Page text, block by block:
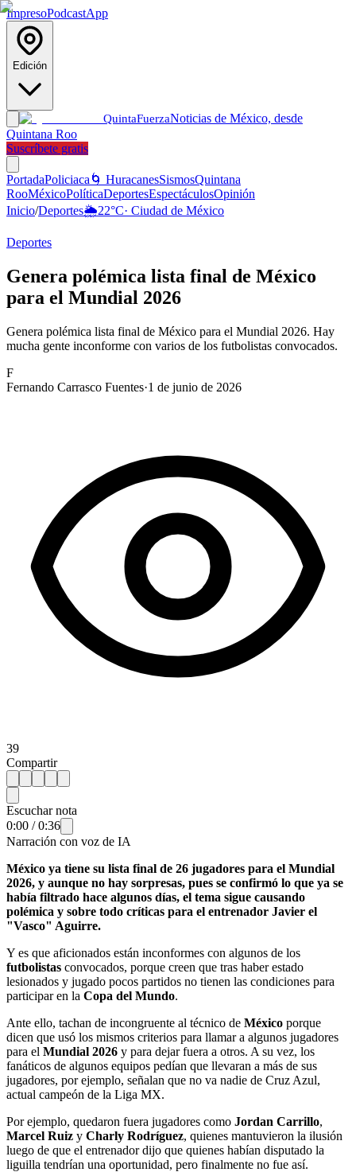
ImpresoPodcastApp
Edición
QuintaFuerzaNoticias de México, desde
Quintana Roo
Suscríbete gratis
PortadaPoliciaca 🌀 HuracanesSismosQuintana
RooMéxicoPolíticaDeportesEspectáculosOpinión
Inicio/Deportes🌦️22°C· Ciudad de México
Deportes
Genera polémica lista final de México
para el Mundial 2026
Genera polémica lista final de México para el Mundial 2026. Hay
mucha gente inconforme con varios de los futbolistas convocados.
F
Fernando Carrasco Fuentes·1 de junio de 2026
39
Compartir
Escuchar nota
0:00 /0:36
Narración con voz de IA
México ya tiene su lista final de 26 jugadores para el Mundial
2026, y aunque no hay sorpresas, pues se confirmó lo que ya se
había filtrado hace algunos días, el tema sigue causando
polémica y sobre todo críticas para el entrenador Javier el
"Vasco" Aguirre.
Y es que aficionados están inconformes con algunos de los
futbolistas convocados, porque creen que tras haber estado
lesionados y jugado pocos partidos no tienen las condiciones para
participar en la Copa del Mundo.
Ante ello, tachan de incongruente al técnico de México porque
dicen que usó los mismos criterios para llamar a algunos jugadores
para el Mundial 2026 y para dejar fuera a otros. A su vez, los
fanáticos de algunos equipos pedían que llevaran a más de sus
jugadores, por ejemplo, señalan que no va nadie de Cruz Azul,
actual campeón de la Liga MX.
Por ejemplo, quedaron fuera jugadores como Jordan Carrillo,
Marcel Ruiz y Charly Rodríguez, quienes mantuvieron la ilusión
luego de que el entrenador dijo que quienes habían disputado la
liguilla tendrían una oportunidad, pero finalmente no fue así.